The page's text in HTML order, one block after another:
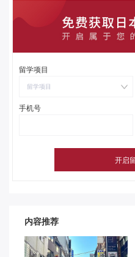
留学项目
留学项目
手机号
内容推荐